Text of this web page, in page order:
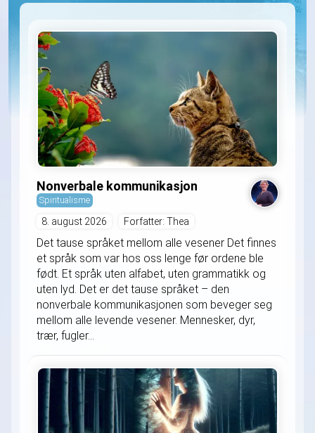
Nonverbale kommunikasjon
Spiritualisme
8. august 2026 Forfatter: Thea
Det tause språket mellom alle vesener Det finnes
et språk som var hos oss lenge før ordene ble
født. Et språk uten alfabet, uten grammatikk og
uten lyd. Det er det tause språket – den
nonverbale kommunikasjonen som beveger seg
mellom alle levende vesener. Mennesker, dyr,
trær, fugler...